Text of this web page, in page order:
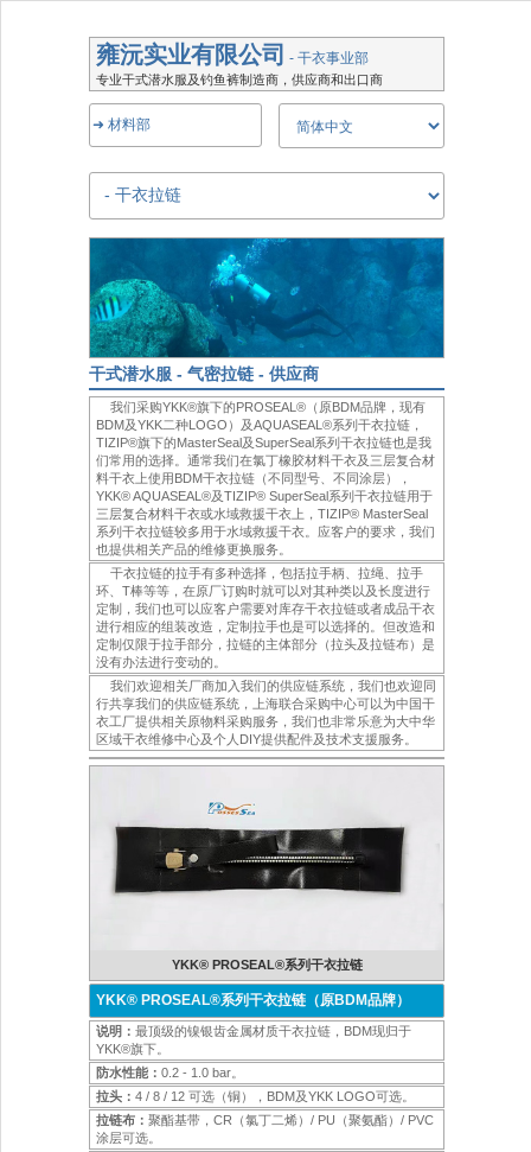
雍沅实业有限公司 - 干衣事业部
专业干式潜水服及钓鱼裤制造商，供应商和出口商
➜ 材料部
干式潜水服 - 气密拉链 - 供应商
我们采购YKK®旗下的PROSEAL®（原BDM品牌，现有
BDM及YKK二种LOGO）及AQUASEAL®系列干衣拉链，
TIZIP®旗下的MasterSeal及SuperSeal系列干衣拉链也是我
们常用的选择。通常我们在氯丁橡胶材料干衣及三层复合材
料干衣上使用BDM干衣拉链（不同型号、不同涂层），
YKK® AQUASEAL®及TIZIP® SuperSeal系列干衣拉链用于
三层复合材料干衣或水域救援干衣上，TIZIP® MasterSeal
系列干衣拉链较多用于水域救援干衣。应客户的要求，我们
也提供相关产品的维修更换服务。
干衣拉链的拉手有多种选择，包括拉手柄、拉绳、拉手
环、T棒等等，在原厂订购时就可以对其种类以及长度进行
定制，我们也可以应客户需要对库存干衣拉链或者成品干衣
进行相应的组装改造，定制拉手也是可以选择的。但改造和
定制仅限于拉手部分，拉链的主体部分（拉头及拉链布）是
没有办法进行变动的。
我们欢迎相关厂商加入我们的供应链系统，我们也欢迎同
行共享我们的供应链系统，上海联合采购中心可以为中国干
衣工厂提供相关原物料采购服务，我们也非常乐意为大中华
区域干衣维修中心及个人DIY提供配件及技术支援服务。
YKK® PROSEAL®系列干衣拉链
YKK® PROSEAL®系列干衣拉链（原BDM品牌）
说明： 最顶级的镍银齿金属材质干衣拉链，BDM现归于
YKK®旗下。
防水性能： 0.2 - 1.0 bar。
拉头： 4 / 8 / 12 可选（铜），BDM及YKK LOGO可选。
拉链布： 聚酯基带，CR（氯丁二烯）/ PU（聚氨酯）/ PVC
涂层可选。